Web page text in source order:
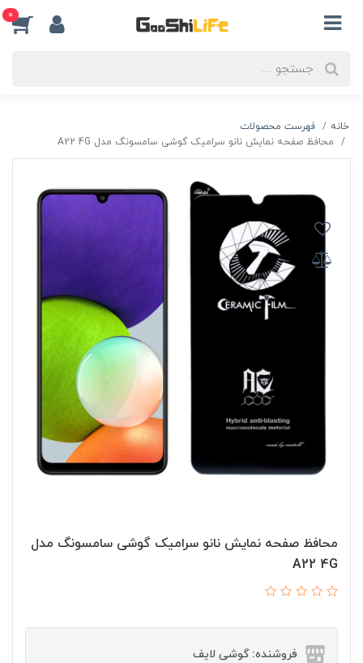
0
خانه
فهرست محصولات
محافظ صفحه نمایش نانو سرامیک گوشی سامسونگ مدل A22 4G
محافظ صفحه نمایش نانو سرامیک گوشی سامسونگ مدل
A22 4G
فروشنده: گوشی لایف